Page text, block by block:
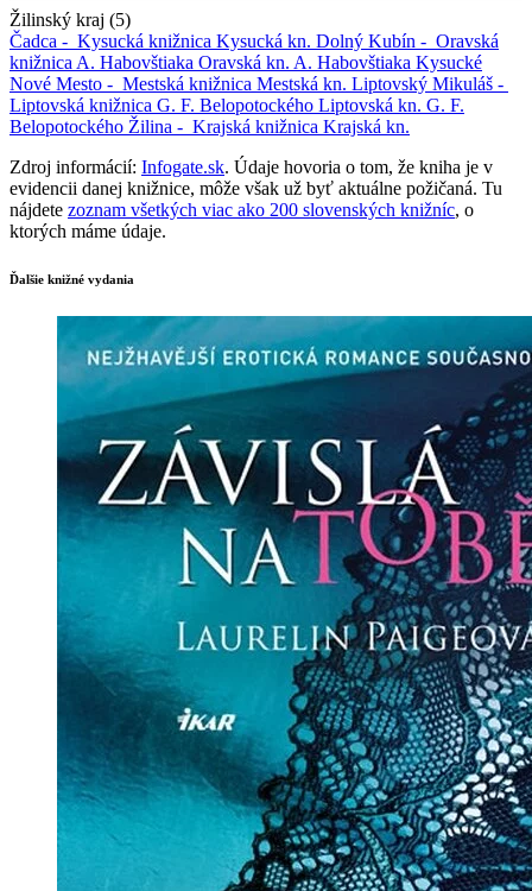
Žilinský kraj (5)
Čadca - Kysucká knižnica Kysucká kn. Dolný Kubín - Oravská
knižnica A. Habovštiaka Oravská kn. A. Habovštiaka Kysucké
Nové Mesto - Mestská knižnica Mestská kn. Liptovský Mikuláš -
Liptovská knižnica G. F. Belopotockého Liptovská kn. G. F.
Belopotockého Žilina - Krajská knižnica Krajská kn.
Zdroj informácií: Infogate.sk. Údaje hovoria o tom, že kniha je v
evidencii danej knižnice, môže však už byť aktuálne požičaná. Tu
nájdete zoznam všetkých viac ako 200 slovenských knižníc, o
ktorých máme údaje.
Ďalšie knižné vydania